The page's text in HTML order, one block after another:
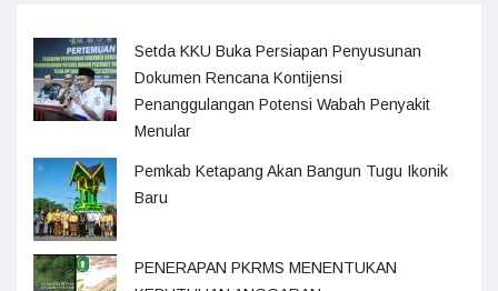
Setda KKU Buka Persiapan Penyusunan
Dokumen Rencana Kontijensi
Penanggulangan Potensi Wabah Penyakit
Menular
Pemkab Ketapang Akan Bangun Tugu Ikonik
Baru
PENERAPAN PKRMS MENENTUKAN